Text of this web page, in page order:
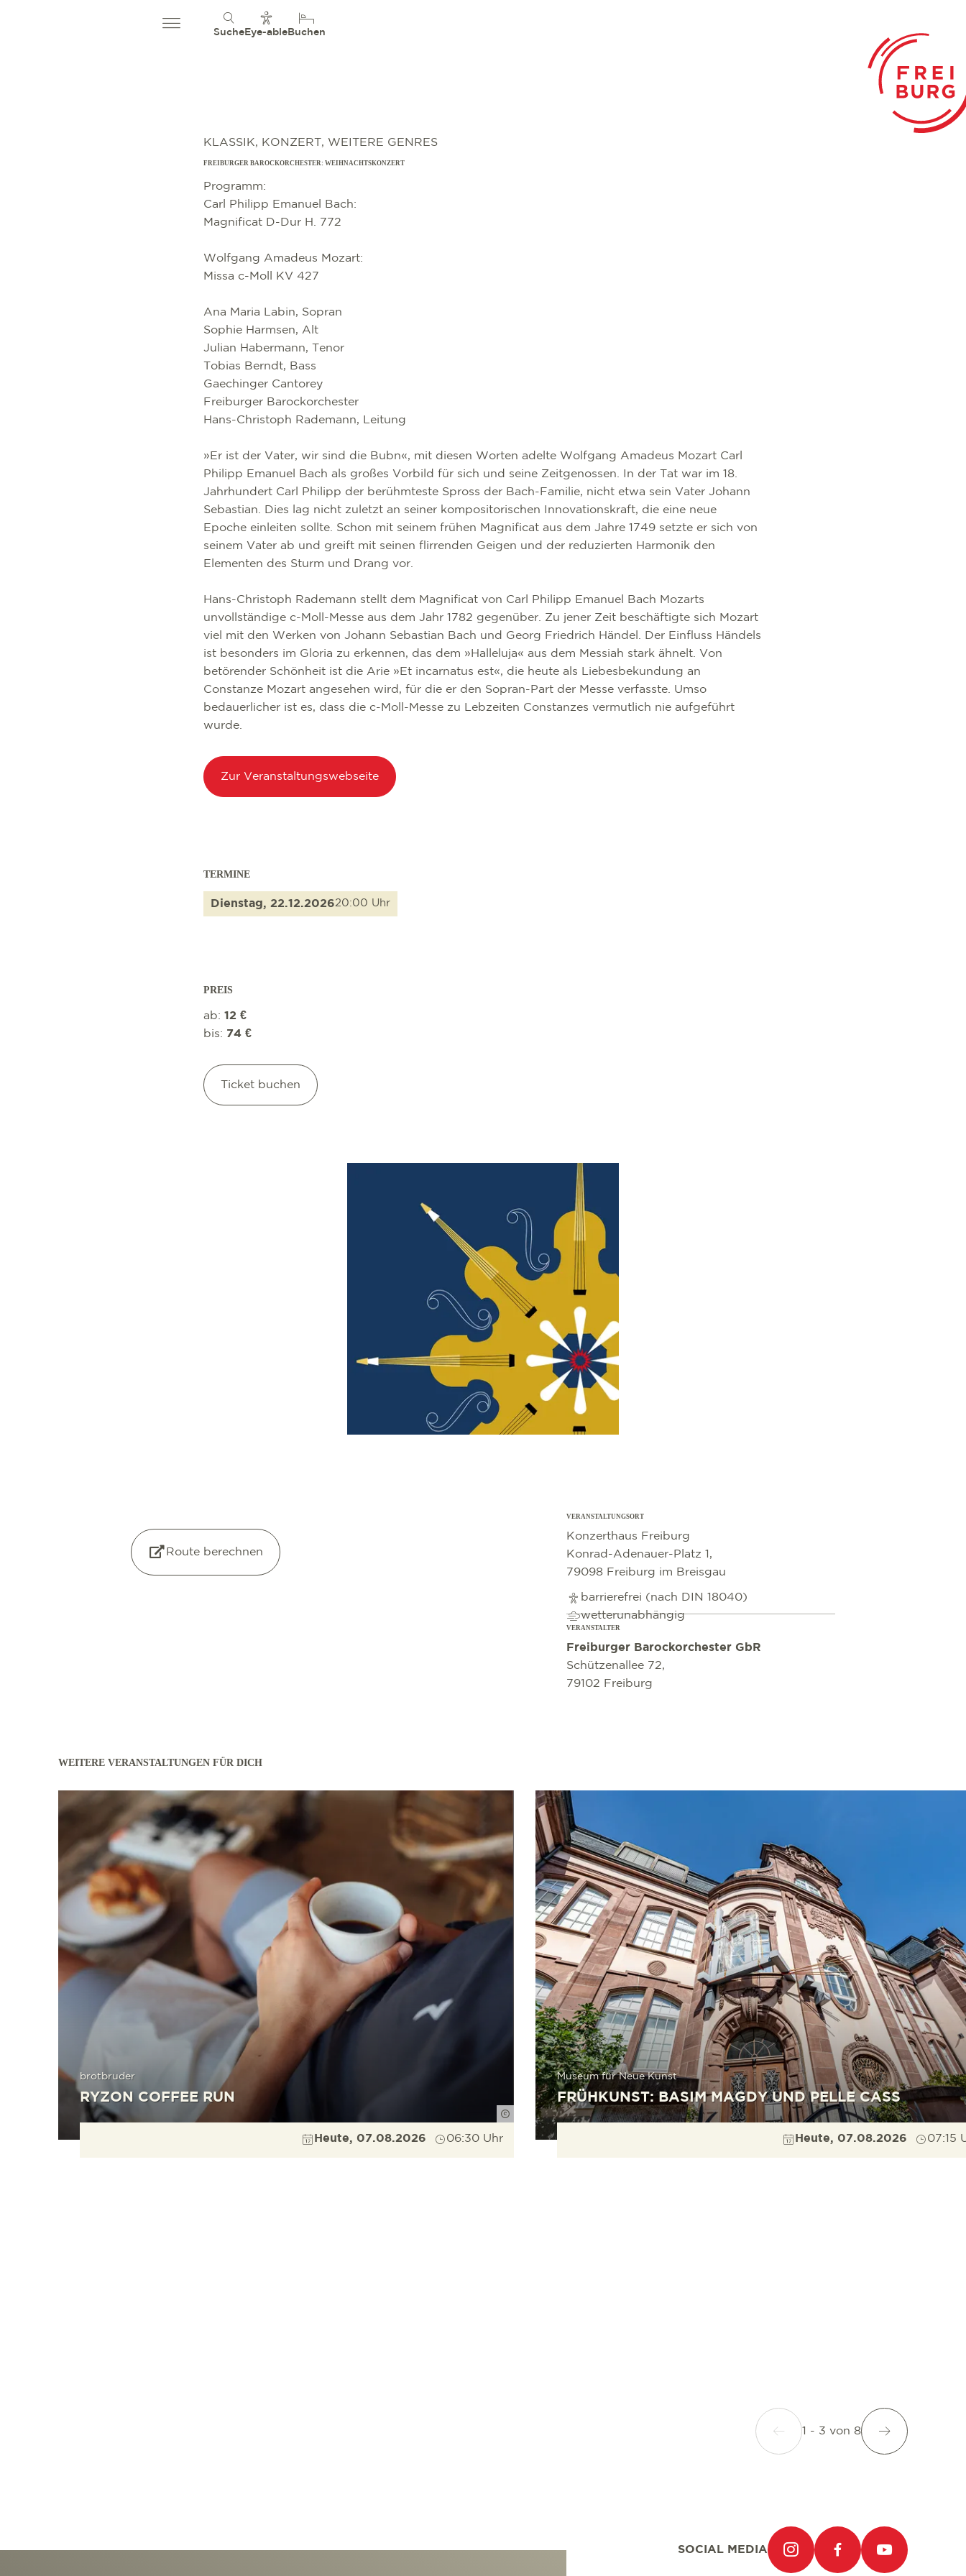
Suche Eye-able Buchen
KLASSIK, KONZERT, WEITERE GENRES
FREIBURGER BAROCKORCHESTER: WEIHNACHTSKONZERT
Programm:
Carl Philipp Emanuel Bach:
Magnificat D-Dur H. 772
Wolfgang Amadeus Mozart:
Missa c-Moll KV 427
Ana Maria Labin, Sopran
Sophie Harmsen, Alt
Julian Habermann, Tenor
Tobias Berndt, Bass
Gaechinger Cantorey
Freiburger Barockorchester
Hans-Christoph Rademann, Leitung
»Er ist der Vater, wir sind die Bubn«, mit diesen Worten adelte Wolfgang Amadeus Mozart Carl
Philipp Emanuel Bach als großes Vorbild für sich und seine Zeitgenossen. In der Tat war im 18.
Jahrhundert Carl Philipp der berühmteste Spross der Bach-Familie, nicht etwa sein Vater Johann
Sebastian. Dies lag nicht zuletzt an seiner kompositorischen Innovationskraft, die eine neue
Epoche einleiten sollte. Schon mit seinem frühen Magnificat aus dem Jahre 1749 setzte er sich von
seinem Vater ab und greift mit seinen flirrenden Geigen und der reduzierten Harmonik den
Elementen des Sturm und Drang vor.
Hans-Christoph Rademann stellt dem Magnificat von Carl Philipp Emanuel Bach Mozarts
unvollständige c-Moll-Messe aus dem Jahr 1782 gegenüber. Zu jener Zeit beschäftigte sich Mozart
viel mit den Werken von Johann Sebastian Bach und Georg Friedrich Händel. Der Einfluss Händels
ist besonders im Gloria zu erkennen, das dem »Halleluja« aus dem Messiah stark ähnelt. Von
betörender Schönheit ist die Arie »Et incarnatus est«, die heute als Liebesbekundung an
Constanze Mozart angesehen wird, für die er den Sopran-Part der Messe verfasste. Umso
bedauerlicher ist es, dass die c-Moll-Messe zu Lebzeiten Constanzes vermutlich nie aufgeführt
wurde.
Zur Veranstaltungswebseite
TERMINE
Dienstag, 22.12.202620:00 Uhr
PREIS
ab: 12 €
bis: 74 €
Ticket buchen
Route berechnen
VERANSTALTUNGSORT
Konzerthaus Freiburg
Konrad-Adenauer-Platz 1,
79098 Freiburg im Breisgau
barrierefrei (nach DIN 18040)
wetterunabhängig
VERANSTALTER
Freiburger Barockorchester GbR
Schützenallee 72,
79102 Freiburg
WEITERE VERANSTALTUNGEN FÜR DICH
Roland Erat
brotbruder
RYZON COFFEE RUN
Heute, 07.08.2026 06:30 Uhr
Museum für Neue Kunst
FRÜHKUNST: BASIM MAGDY UND PELLE CASS
Heute, 07.08.2026 07:15
mehr erfahren
1 - 3 von 8
SOCIAL MEDIA